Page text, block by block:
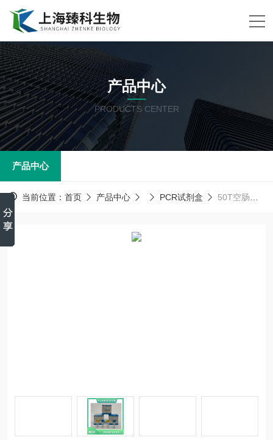
产品中心
PRODUCTS CENTER
产品中心
当前位置： 首页 产品中心 PCR试剂盒 50T空肠弯曲菌(CJ)PCR试剂盒